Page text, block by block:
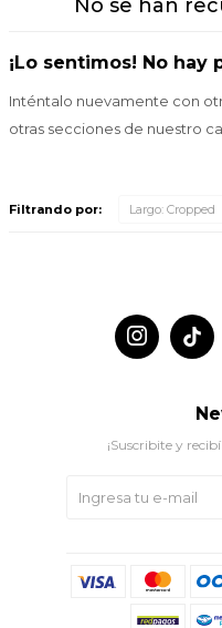
No se han
¡Lo sentimos! No
Inténtalo nuevamente con
otras secciones de nuestro
Filtrando por: Largo: Cropped

¡Suscribite y